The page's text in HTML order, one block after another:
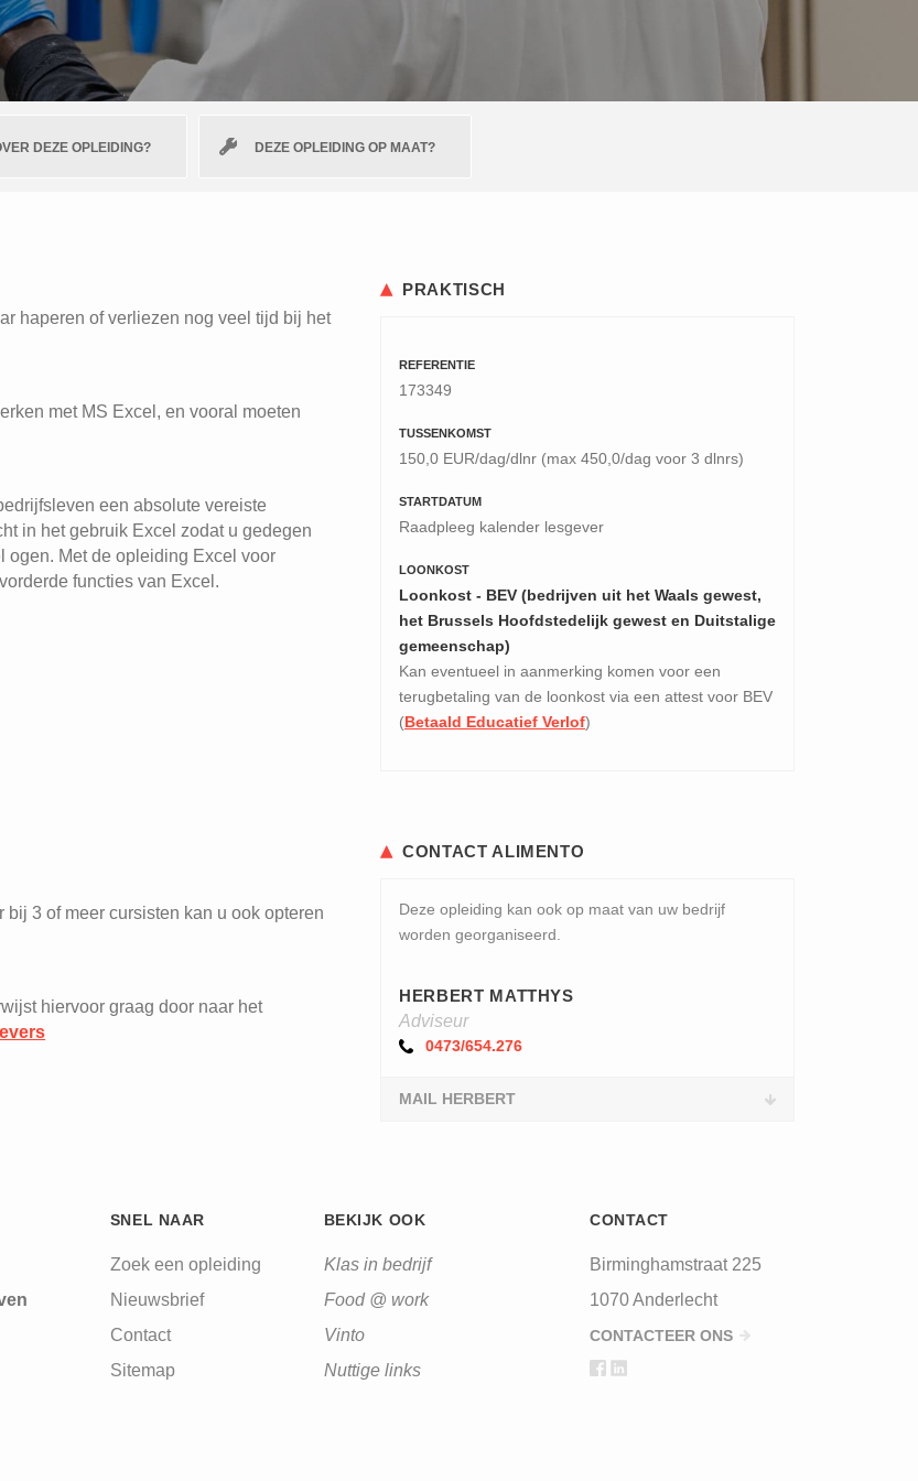
DEZE OPLEIDING? DEZE OPLEIDING OP MAAT?
haperen of verliezen nog veel tijd bij het
met MS Excel, en vooral moeten
een absolute vereiste
in het gebruik Excel zodat u gedegen
ogen. Met de opleiding Excel voor
functies van Excel.
3 of meer cursisten kan u ook opteren
hiervoor graag door naar het
PRAKTISCH
REFERENTIE
173349
TUSSENKOMST
150,0 EUR/dag/dlnr (max 450,0/dag voor 3 dlnrs)
STARTDATUM
Raadpleeg kalender lesgever
LOONKOST
Loonkost - BEV (bedrijven uit het Waals gewest,
het Brussels Hoofdstedelijk gewest en Duitstalige
gemeenschap)
Kan eventueel in aanmerking komen voor een
terugbetaling van de loonkost via een attest voor BEV
(Betaald Educatief Verlof)
CONTACT ALIMENTO
Deze opleiding kan ook op maat van uw bedrijf
worden georganiseerd.
HERBERT MATTHYS
Adviseur
0473/654.276
MAIL HERBERT
SNEL NAAR
Zoek een opleiding
Nieuwsbrief
Contact
Sitemap
BEKIJK OOK
Klas in bedrijf
Food @ work
Vinto
Nuttige links
CONTACT
Birminghamstraat 225
1070 Anderlecht
CONTACTEER ONS